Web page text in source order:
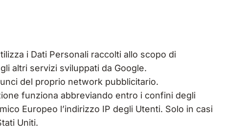
i Dati Personali raccolti allo scopo di
altri servizi sviluppati da Google.
del proprio network pubblicitario.
funziona abbreviando entro i confini degli
Europeo l’indirizzo IP degli Utenti. Solo in casi
Uniti.